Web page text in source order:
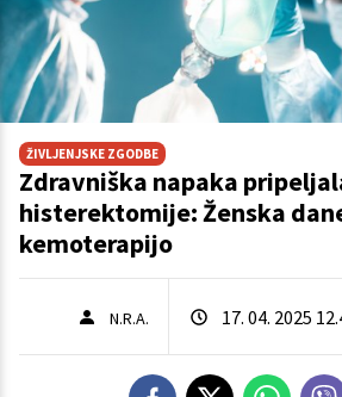
ŽIVLJENJSKE ZGODBE
Zdravniška napaka
histerektomije: Ženska
kemoterapijo
N.R.A. 17. 04. 2025